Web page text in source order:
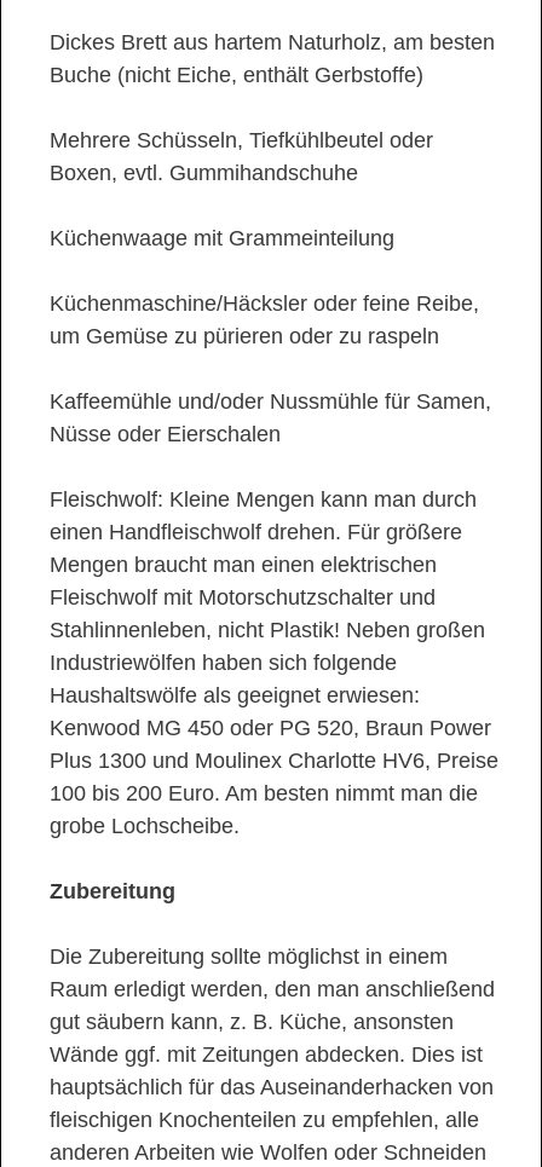
Dickes Brett aus hartem Naturholz, am besten
Buche (nicht Eiche, enthält Gerbstoffe)
Mehrere Schüsseln, Tiefkühlbeutel oder
Boxen, evtl. Gummihandschuhe
Küchenwaage mit Grammeinteilung
Küchenmaschine/Häcksler oder feine Reibe,
um Gemüse zu pürieren oder zu raspeln
Kaffeemühle und/oder Nussmühle für Samen,
Nüsse oder Eierschalen
Fleischwolf: Kleine Mengen kann man durch
einen Handfleischwolf drehen. Für größere
Mengen braucht man einen elektrischen
Fleischwolf mit Motorschutzschalter und
Stahlinnenleben, nicht Plastik! Neben großen
Industriewölfen haben sich folgende
Haushaltswölfe als geeignet erwiesen:
Kenwood MG 450 oder PG 520, Braun Power
Plus 1300 und Moulinex Charlotte HV6, Preise
100 bis 200 Euro. Am besten nimmt man die
grobe Lochscheibe.
Zubereitung
Die Zubereitung sollte möglichst in einem
Raum erledigt werden, den man anschließend
gut säubern kann, z. B. Küche, ansonsten
Wände ggf. mit Zeitungen abdecken. Dies ist
hauptsächlich für das Auseinanderhacken von
fleischigen Knochenteilen zu empfehlen, alle
anderen Arbeiten wie Wolfen oder Schneiden